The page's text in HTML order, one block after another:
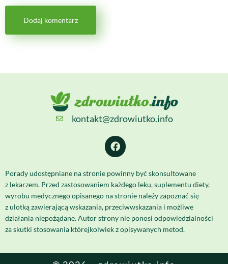
kontakt@zdrowiutko.info
Porady udostępniane na stronie powinny być skonsultowane
z lekarzem. Przed zastosowaniem każdego leku, suplementu diety,
wyrobu medycznego opisanego na stronie należy zapoznać się
z ulotką zawierającą wskazania, przeciwwskazania i możliwe
działania niepożądane. Autor strony nie ponosi odpowiedzialności
za skutki stosowania którejkolwiek z opisywanych metod.